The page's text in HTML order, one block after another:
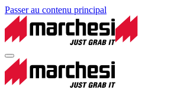
Passer au contenu principal